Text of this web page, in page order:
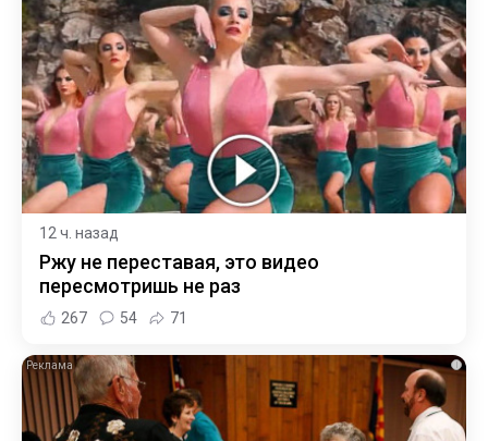
12 ч. назад
Ржу не переставая, это видео
пересмотришь не раз
267 54 71
i